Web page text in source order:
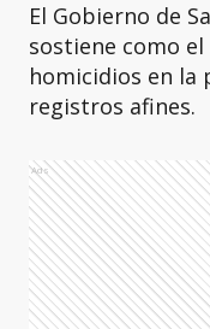
El Gobierno de
sostiene como
homicidios en la
registros afines.
Ads